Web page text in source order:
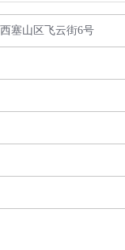
西塞山区飞云街6号